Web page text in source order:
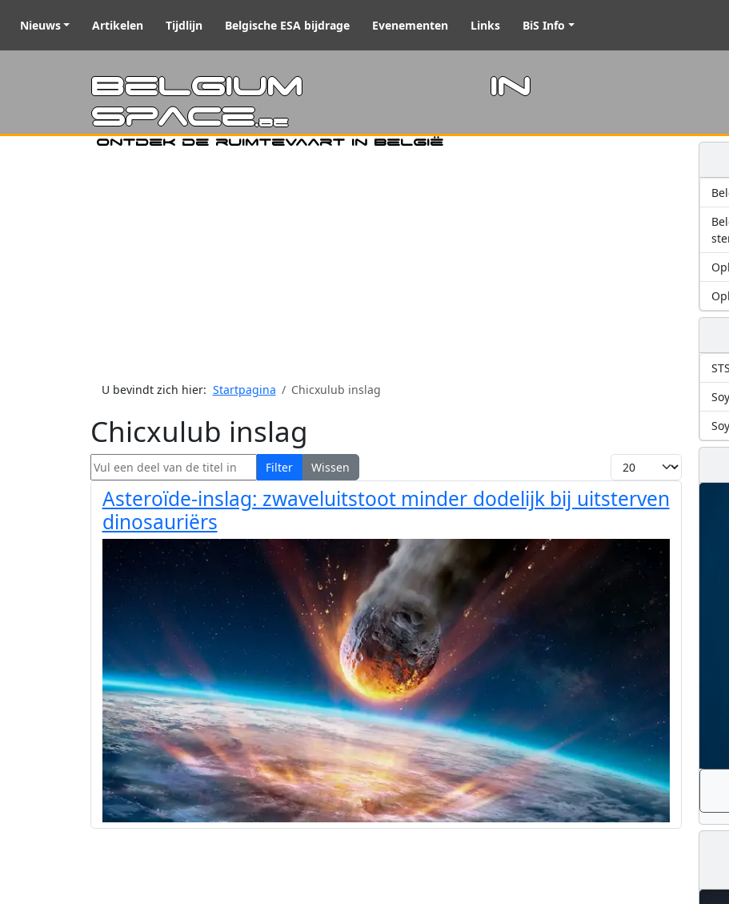
Nieuws Artikelen Tijdlijn Belgische ESA bijdrage Evenementen Links BiS Info
Belgium in
Space.be
Ontdek de ruimtevaart in België
U bevindt zich hier: Startpagina Chicxulub inslag
Chicxulub inslag
Vul een deel van de titel in Filter Wissen Toon #
Asteroïde-inslag: zwaveluitstoot minder dodelijk bij uitsterven
dinosauriërs